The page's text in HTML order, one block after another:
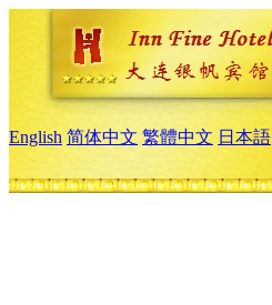
English 简体中文 繁體中文 日本語